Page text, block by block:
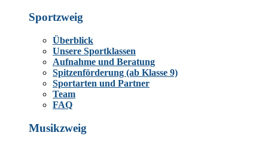
Sportzweig
Überblick
Unsere Sportklassen
Aufnahme und Beratung
Spitzenförderung (ab Klasse 9)
Sportarten und Partner
Team
FAQ
Musikzweig